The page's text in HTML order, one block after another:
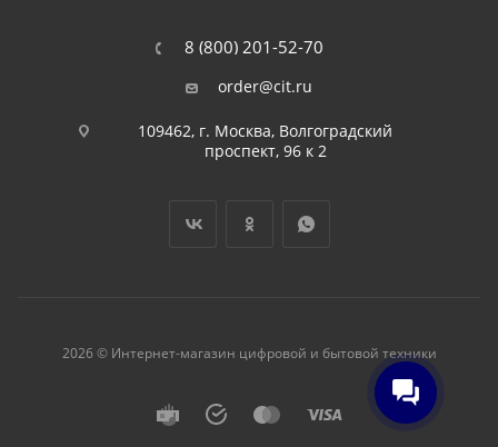
8 (800) 201-52-70
order@cit.ru
109462, г. Москва, Волгоградский
проспект, 96 к 2
2026 © Интернет-магазин цифровой и бытовой техники